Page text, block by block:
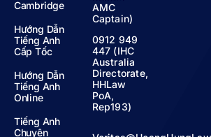
Cambridge
Hướng Dẫn
Tiếng Anh
Cấp Tốc
Hướng Dẫn
Tiếng Anh
Online
Tiếng Anh
Chuyên
AMC
Captain)
0912 949
447 (IHC
Australia
Directorate,
HHLaw
PoA,
Rep193)